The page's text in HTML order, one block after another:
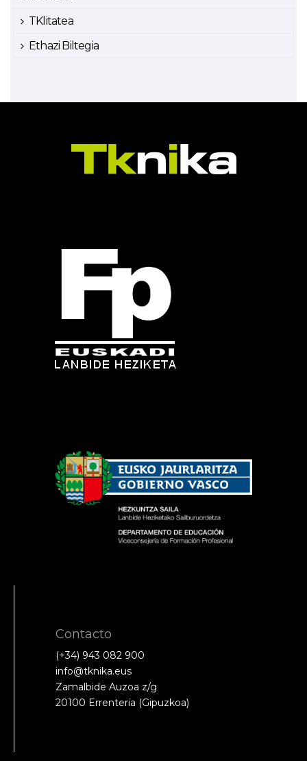
TKlitatea
Ethazi Biltegia
Contacto
(+34) 943 082 900
info@tknika.eus
Zamalbide Auzoa z/g
20100 Errenteria (Gipuzkoa)